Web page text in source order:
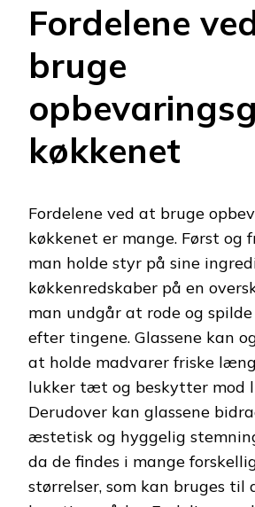
Fordelene
bruge
køkkenet
Fordelene ved at bruge
køkkenet er mange. Først og
man holde styr på sine
køkkenredskaber på en
man undgår at rode og
efter tingene. Glassene kan
at holde madvarer friske
lukker tæt og beskytter mod
Derudover kan glassene
æstetisk og hyggelig
da de findes i mange
størrelser, som kan bruges til